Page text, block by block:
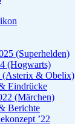
(Superhelden)
(Hogwarts)
(Asterix & Obelix)
Eindrücke
(Märchen)
Berichte
’22